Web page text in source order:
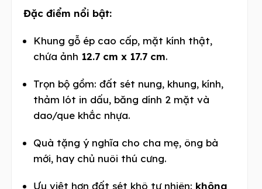
Đặc điểm nổi bật:
Khung gỗ ép cao cấp, mặt kính thật,
chứa ảnh 12.7 cm x 17.7 cm.
Trọn bộ gồm: đất sét nung, khung, kính,
thảm lót in dấu, băng dính 2 mặt và
dao/que khắc nhựa.
Quà tặng ý nghĩa cho cha mẹ, ông bà
mới, hay chủ nuôi thú cưng.
Ưu việt hơn đất sét khô tự nhiên: không